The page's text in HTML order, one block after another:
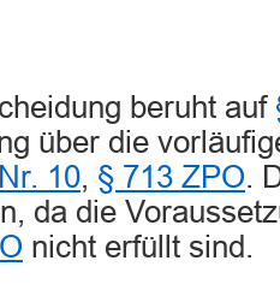
beruht auf
über die
10, § 713 ZPO.
da die
nicht erfüllt sind.